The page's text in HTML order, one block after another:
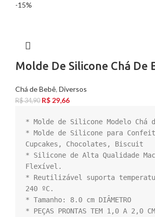
-15%
Molde De Silicone Chá De
Chá de Bebê, Diversos
R$34,90 R$ 29,66
* Molde de Silicone Modelo Chá
* Molde de Silicone para
Cupcakes, Chocolates, Biscuit
* Silicone de Alta Qualidade
Flexível.
* Reutilizável suporta
240 ºC.
* Tamanho: 8.0 cm DIÂMETRO
* PEÇAS PRONTAS TEM 1,0 A 2,0